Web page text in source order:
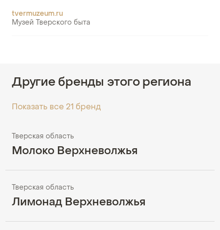
tvermuzeum.ru
Музей Тверского быта
Другие бренды этого региона
Показать все 21 бренд
Тверская область
Молоко Верхневолжья
Тверская область
Лимонад Верхневолжья